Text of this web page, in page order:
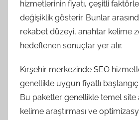
hizmetlerinin fiyatı, çeşitli
değişiklik gösterir. Bunlar
rekabet düzeyi, anahtar kelime
hedeflenen sonuçlar yer alır.
Kırşehir merkezinde SEO
genellikle uygun fiyatlı
Bu paketler genellikle temel site
kelime araştırması ve